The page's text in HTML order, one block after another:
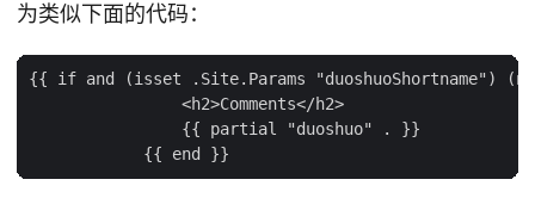
为类似下面的代码：
{{ if and (isset .Site.Params "duoshuoShortname")
                <h2>Comments</h2>
                {{ partial "duoshuo" . }}